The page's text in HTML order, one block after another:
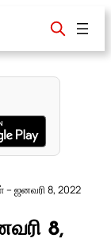
– ஜனவரி 8, 2022
8,